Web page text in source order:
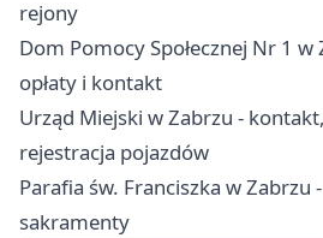
rejony
Dom Pomocy Społecznej Nr 1 w
opłaty i kontakt
Urząd Miejski w Zabrzu -
rejestracja pojazdów
Parafia św. Franciszka w Zabrzu
sakramenty